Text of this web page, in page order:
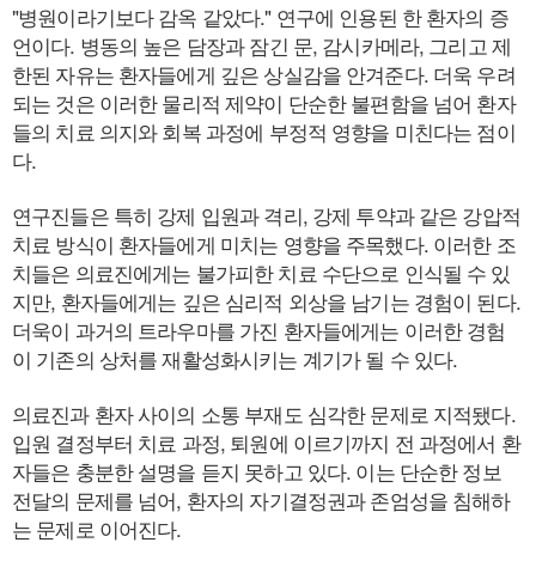
"병원이라기보다 감옥 같았다." 연구에 인용된 한 환자의 증
언이다. 병동의 높은 담장과 잠긴 문, 감시카메라, 그리고 제
한된 자유는 환자들에게 깊은 상실감을 안겨준다. 더욱 우려
되는 것은 이러한 물리적 제약이 단순한 불편함을 넘어 환자
들의 치료 의지와 회복 과정에 부정적 영향을 미친다는 점이
다.
연구진들은 특히 강제 입원과 격리, 강제 투약과 같은 강압적
치료 방식이 환자들에게 미치는 영향을 주목했다. 이러한 조
치들은 의료진에게는 불가피한 치료 수단으로 인식될 수 있
지만, 환자들에게는 깊은 심리적 외상을 남기는 경험이 된다.
더욱이 과거의 트라우마를 가진 환자들에게는 이러한 경험
이 기존의 상처를 재활성화시키는 계기가 될 수 있다.
의료진과 환자 사이의 소통 부재도 심각한 문제로 지적됐다.
입원 결정부터 치료 과정, 퇴원에 이르기까지 전 과정에서 환
자들은 충분한 설명을 듣지 못하고 있다. 이는 단순한 정보
전달의 문제를 넘어, 환자의 자기결정권과 존엄성을 침해하
는 문제로 이어진다.